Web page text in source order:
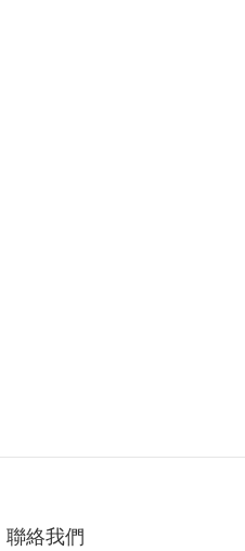
聯絡我們